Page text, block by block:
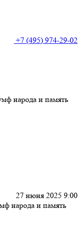
+7 (495) 974-29-02
народа и память
27 июня 2025 9:00
народа и память